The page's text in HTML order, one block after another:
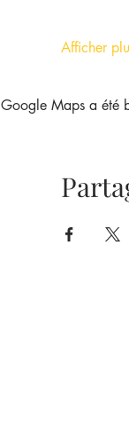
Afficher
Google Maps a été